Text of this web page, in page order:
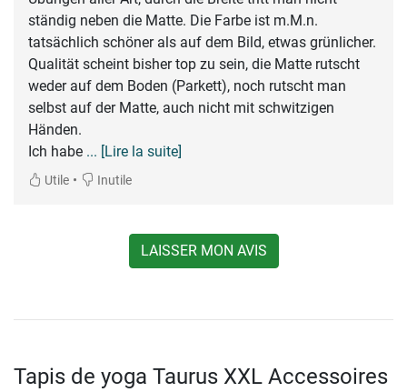
ständig neben die Matte. Die Farbe ist m.M.n.
tatsächlich schöner als auf dem Bild, etwas grünlicher.
Qualität scheint bisher top zu sein, die Matte rutscht
weder auf dem Boden (Parkett), noch rutscht man
selbst auf der Matte, auch nicht mit schwitzigen
Händen.
Ich habe ... [Lire la suite]
Utile • Inutile
LAISSER MON AVIS
Tapis de yoga Taurus XXL Accessoires